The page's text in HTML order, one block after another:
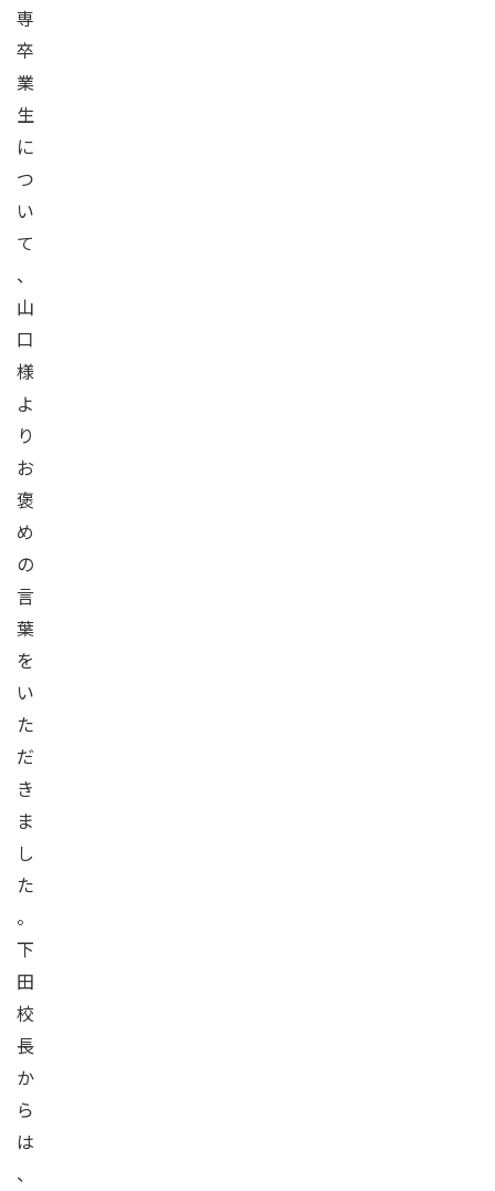
専
卒
業
生
に
つ
い
て
、
山
口
様
よ
り
お
褒
め
の
言
葉
を
い
た
だ
き
ま
し
た
。
下
田
校
長
か
ら
は
、